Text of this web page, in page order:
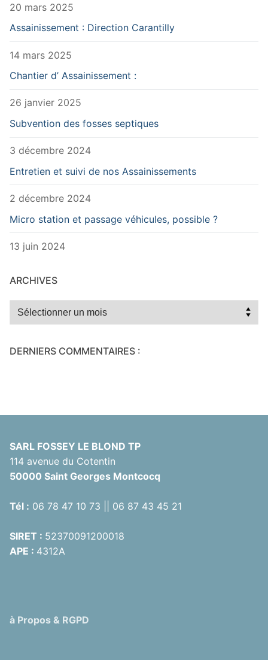
20 mars 2025
Assainissement : Direction Carantilly
14 mars 2025
Chantier d’ Assainissement :
26 janvier 2025
Subvention des fosses septiques
3 décembre 2024
Entretien et suivi de nos Assainissements
2 décembre 2024
Micro station et passage véhicules, possible ?
13 juin 2024
ARCHIVES
Archives
DERNIERS COMMENTAIRES :
SARL FOSSEY LE BLOND TP
114 avenue du Cotentin
50000 Saint Georges Montcocq
Tél : 06 78 47 10 73 || 06 87 43 45 21
SIRET : 52370091200018
APE : 4312A
à Propos & RGPD